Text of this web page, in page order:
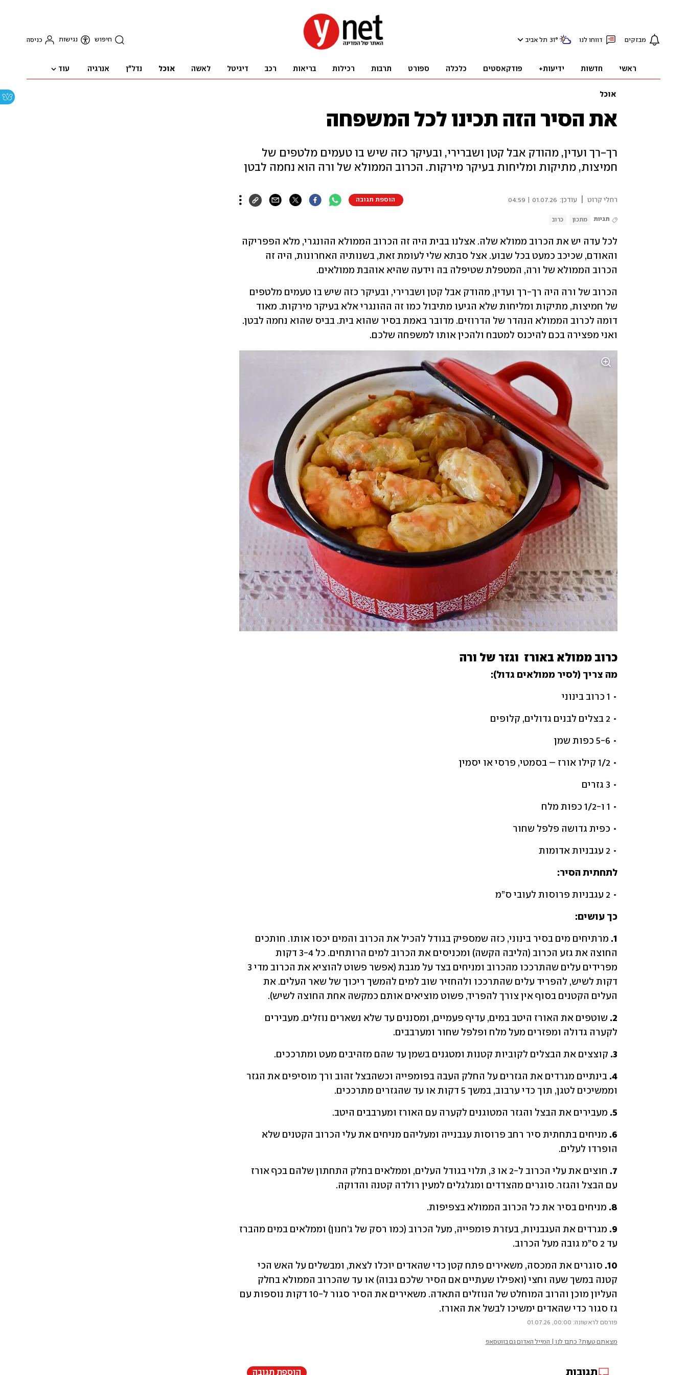
מבזקים דווחו לנו 31° תל אביב חיפוש נגישות כניסה
ראשי חדשות ידיעות+ פודקאסטים כלכלה ספורט תרבות רכילות בריאות רכב דיגיטל לאשה אוכל נדל"ן אנרגיה עוד
אוכל
את הסיר הזה תכינו לכל המשפחה
רך-רך ועדין, מהודק אבל קטן ושברירי, ובעיקר כזה שיש בו טעמים מלטפים של
חמיצות, מתיקות ומליחות בעיקר מירקות. הכרוב הממולא של ורה הוא נחמה לבטן
רחלי קרוט עודכן: 01.07.26 | 04:59 הוספת תגובה
תגיות מתכון כרוב
הכרוב הממולא של ורה, המטפלת שטיפלה בה וידעה שהיא אוהבת ממולאים.
ואני מפצירה בכם להיכנס למטבח ולהכין אותו למשפחה שלכם.
כרוב ממולא באורז  וגזר של ורה
מה צריך (לסיר ממולאים גדול):
• 1 כרוב בינוני
• 2 בצלים לבנים גדולים, קלופים
• 5-6 כפות שמן
• 1/2 קילו אורז – בסמטי, פרסי או יסמין
• 3 גזרים
• 1 ו-1/2 כפות מלח
• כפית גדושה פלפל שחור
• 2 עגבניות אדומות
לתחתית הסיר:
• 2 עגבניות פרוסות לעובי ס”מ
כך עושים:
1.
העלים הקטנים בסוף אין צורך להפריד, פשוט מוציאים אותם כמקשה אחת החוצה לשיש).
2.
לקערה גדולה ומפזרים מעל מלח ופלפל שחור ומערבבים.
3. קוצצים את הבצלים לקוביות קטנות ומטגנים בשמן עד שהם מזהיבים מעט ומתרככים.
4.
וממשיכים לטגן, תוך כדי ערבוב, במשך 5 דקות או עד שהגזרים מתרככים.
5. מעבירים את הבצל והגזר המטוגנים לקערה עם האורז ומערבבים היטב.
6.
הופרדו לעלים.
7.
עם הבצל והגזר. סוגרים מהצדדים ומגלגלים למעין רולדה קטנה והדוקה.
8. מניחים בסיר את כל הכרוב הממולא בצפיפות.
9.
עד 2 ס”מ גובה מעל הכרוב.
10.
גז סגור כדי שהאדים ימשיכו לבשל את האורז.
פורסם לראשונה: 00:00, 01.07.26
מצאתם טעות? כתבו לנו | המייל האדום גם בווטסאפ
תגובות הוספת תגובה